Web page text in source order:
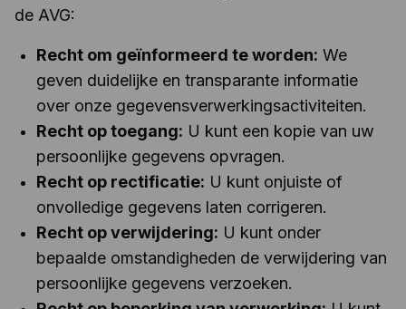
de AVG:
Recht om geïnformeerd te worden: We
geven duidelijke en transparante informatie
over onze gegevensverwerkingsactiviteiten.
Recht op toegang: U kunt een kopie van uw
persoonlijke gegevens opvragen.
Recht op rectificatie: U kunt onjuiste of
onvolledige gegevens laten corrigeren.
Recht op verwijdering: U kunt onder
bepaalde omstandigheden de verwijdering van
persoonlijke gegevens verzoeken.